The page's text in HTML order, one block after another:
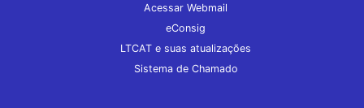
Acessar Webmail
eConsig
LTCAT e suas atualizações
Sistema de Chamado